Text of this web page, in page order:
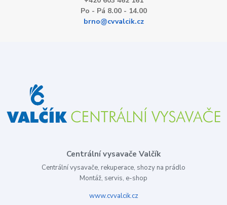
Po - Pá 8.00 - 14.00
brno@cvvalcik.cz
Centrální vysavače Valčík
Centrální vysavače, rekuperace, shozy na prádlo
Montáž, servis, e-shop
www.cvvalcik.cz